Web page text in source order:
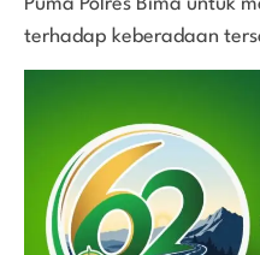
Puma Polres Bima untuk
terhadap keberadaan